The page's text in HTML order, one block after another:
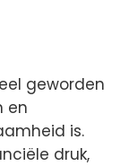
geworden
en
is.
druk,